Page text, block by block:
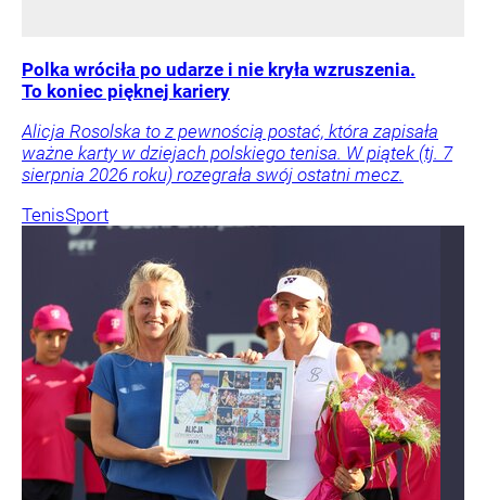
Polka wróciła po udarze i nie kryła wzruszenia.
To koniec pięknej kariery
Alicja Rosolska to z pewnością postać, która zapisała
ważne karty w dziejach polskiego tenisa. W piątek (tj. 7
sierpnia 2026 roku) rozegrała swój ostatni mecz.
TenisSport